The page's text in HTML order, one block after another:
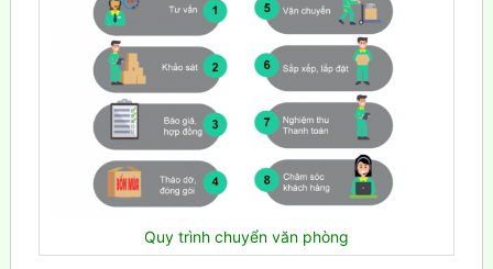
Quy trình chuyển văn phòng